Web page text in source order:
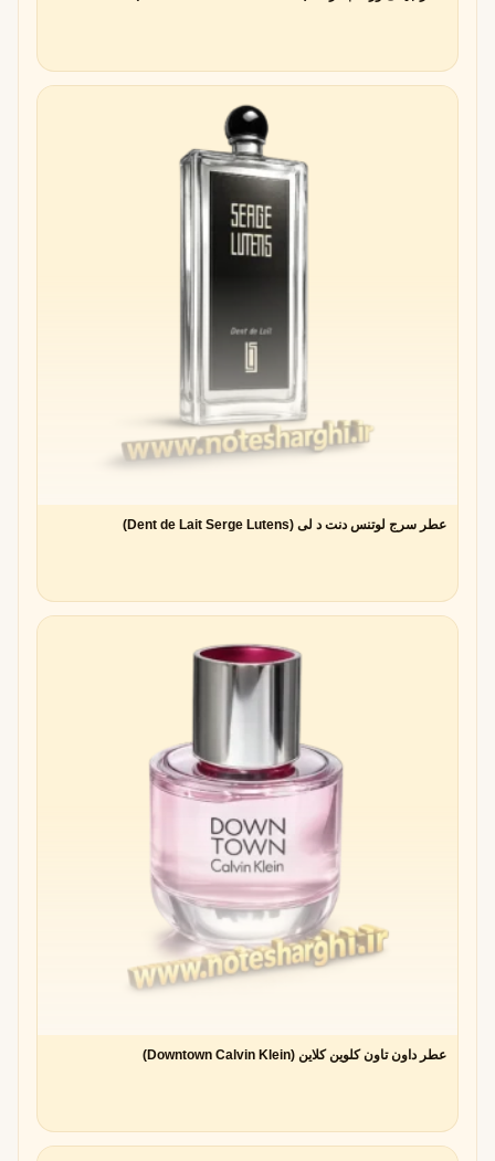
عطر سرج لوتنس دنت د لی (Dent de Lait Serge Lutens)
عطر داون تاون کلوین کلاین (Downtown Calvin Klein)